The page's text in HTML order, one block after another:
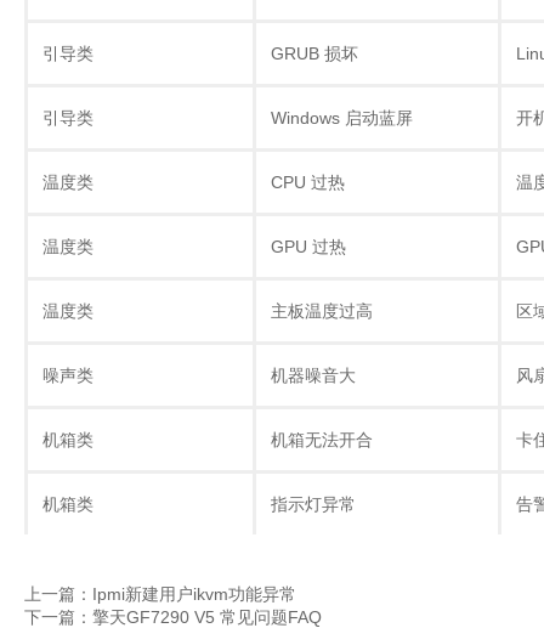
引导类 GRUB 损坏
引导类 Windows 启动蓝屏 开
温度类 CPU 过热 温
温度类 GPU 过热
温度类 主板温度过高 区
噪声类 机器噪音大 风
机箱类 机箱无法开合 卡
机箱类 指示灯异常 告
上一篇：Ipmi新建用户ikvm功能异常
下一篇：擎天GF7290 V5 常见问题FAQ